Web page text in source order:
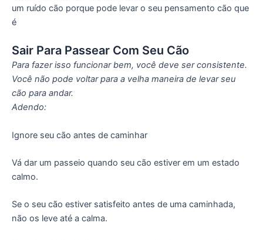
um ruído cão porque pode levar o seu pensamento cão que
é
Sair Para Passear Com Seu Cão
Para fazer isso funcionar bem, você deve ser consistente.
Você não pode voltar para a velha maneira de levar seu
cão para andar.
Adendo:
Ignore seu cão antes de caminhar
Vá dar um passeio quando seu cão estiver em um estado
calmo.
Se o seu cão estiver satisfeito antes de uma caminhada,
não os leve até a calma.